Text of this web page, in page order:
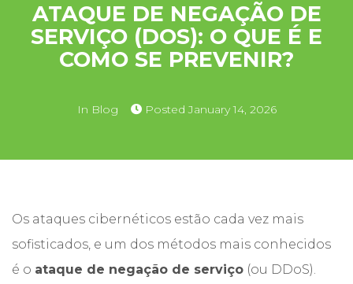
ATAQUE DE NEGAÇÃO DE
SERVIÇO (DOS): O QUE É E
COMO SE PREVENIR?
In Blog PostedJanuary 14, 2026
Os ataques cibernéticos estão cada vez mais
sofisticados, e um dos métodos mais conhecidos
é o ataque de negação de serviço (ou DDoS).